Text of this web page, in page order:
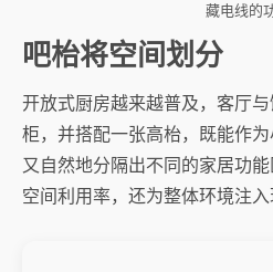
藏电线的
吧枱将空间划分
开放式厨房越来越普及，客厅
柜，并搭配一张高枱，既能作为
又自然地分隔出不同的家居功
空间利用率，还为整体环境注入